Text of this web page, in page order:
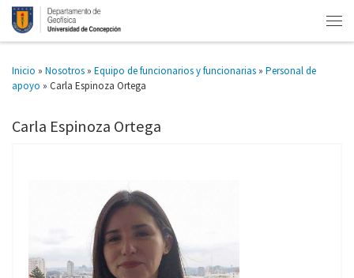
Inicio » Nosotros » Equipo de funcionarios y funcionarias » Personal de
apoyo » Carla Espinoza Ortega
Carla Espinoza Ortega